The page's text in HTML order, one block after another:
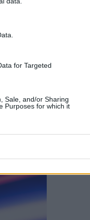
for Targeted
Sale, and/or Sharing
Purposes for which it
σύντομα το
παγκόσμιου
για πολύ. Η
ακόμα θα το